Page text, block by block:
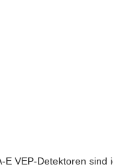
E VEP-Detektoren